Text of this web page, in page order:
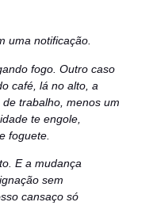
uma notificação.
fogo. Outro caso
café, lá no alto, a
trabalho, menos um
te engole,
foguete.
E a mudança
sem
cansaço só